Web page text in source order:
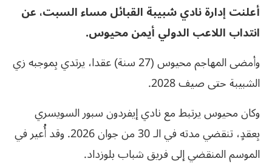
أعلنت إدارة نادي شبيبة القبائل مساء السبت، عن
انتداب اللاعب الدولي أيمن محيوس.
وأمضى المهاجم محيوس (27 سنة) عقدا، يرتدي بِموجبه زي
الشبيبة حتى صيف 2028.
وكان محيوس يرتبط مع نادي إيفردون سبور السويسري
بِعقدٍ، تنقضي مدته في الـ 30 من جوان 2026. وقد أُعير في
الموسم المنقضي إلى فريق شباب بلوزداد.